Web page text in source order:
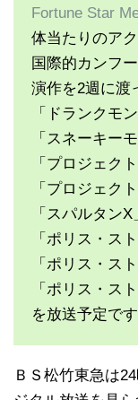
Fortune Star
体当たりのア
国際的カンフ
演作を2週に渡
「ドランクモ
「スネーキー
「プロジェクト
「プロジェク
「スパルタンX
「ポリス・ス
「ポリス・ス
「ポリス・ス
を放送予定です
ＢＳ松竹東急は